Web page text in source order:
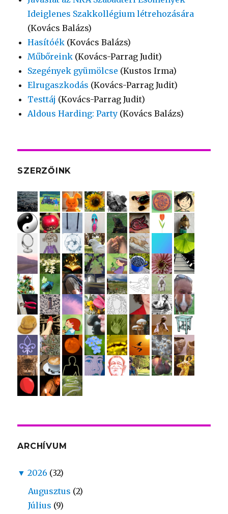
Ideiglenes Szakkollégium létrehozására
(Kovács Balázs)
Hasítóék (Kovács Balázs)
Műbőreink (Kovács-Parrag Judit)
Szegények gyümölcse (Kustos Irma)
Elrugaszkodás (Kovács-Parrag Judit)
Testtáj (Kovács-Parrag Judit)
Aldous Harding: Party (Kovács Balázs)
SZERZŐINK
ARCHÍVUM
▼ 2026 (32)
Augusztus (2)
Július (9)